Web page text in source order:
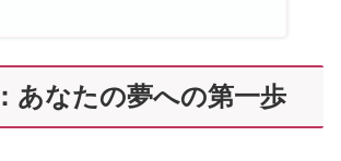
あなたの夢への第一歩